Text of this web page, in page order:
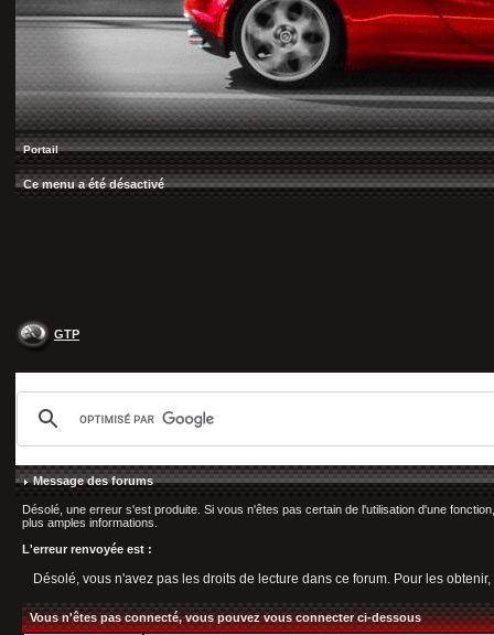
Portail
Ce menu a été désactivé
GTP
Message des forums
Désolé, une erreur s'est produite. Si vous n'êtes pas certain de l'utilisation d'une
plus amples informations.
L'erreur renvoyée est :
Désolé, vous n'avez pas les droits de lecture dans ce forum. Pour les
Vous n'êtes pas connecté, vous pouvez vous connecter ci-dessous